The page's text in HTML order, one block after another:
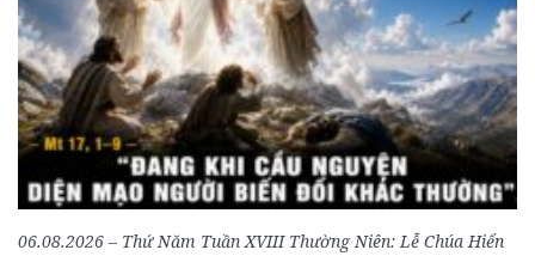
06.08.2026 – Thứ Năm Tuần XVIII Thường Niên: Lễ Chúa Hiển